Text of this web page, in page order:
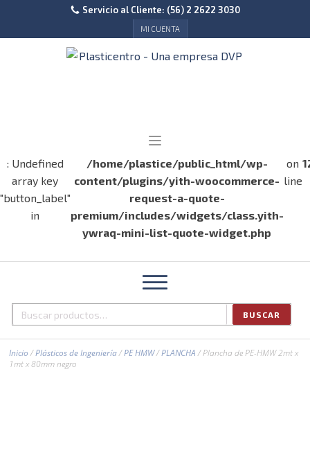
Servicio al Cliente: (56) 2 2622 3030
MI CUENTA
: Undefined
array key
"button_label"
in
/home/plastice/public_html/wp-
content/plugins/yith-woocommerce-
request-a-quote-
premium/includes/widgets/class.yith-
ywraq-mini-list-quote-widget.php
on
line
Buscar
BUSCAR
Inicio/Plásticos de Ingeniería/PE HMW/PLANCHA/ Plancha de PE-HMW 2mt x
1mt x 80mm negro